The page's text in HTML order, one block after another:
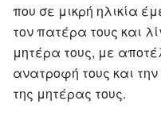
που σε μικρή ηλικία
τον πατέρα τους και
μητέρα τους, με
ανατροφή τους και
της μητέρας τους.